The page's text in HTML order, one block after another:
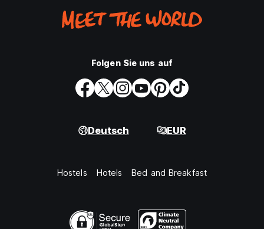
Folgen Sie uns auf
Deutsch EUR
Hostels Hotels Bed and Breakfast